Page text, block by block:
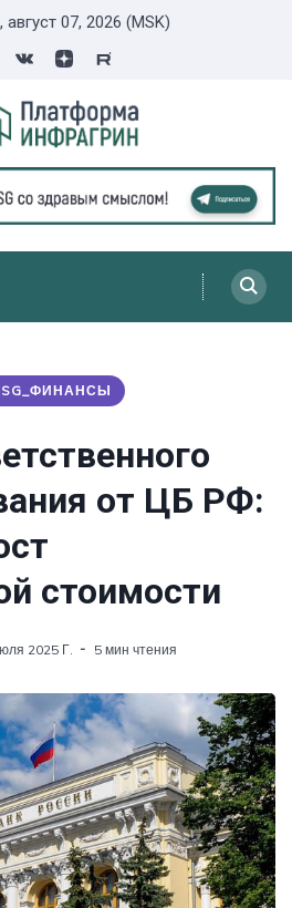
август 07, 2026 (MSK)
от ЦБ РФ:
стоимости
2025 Г. 5 мин чтения